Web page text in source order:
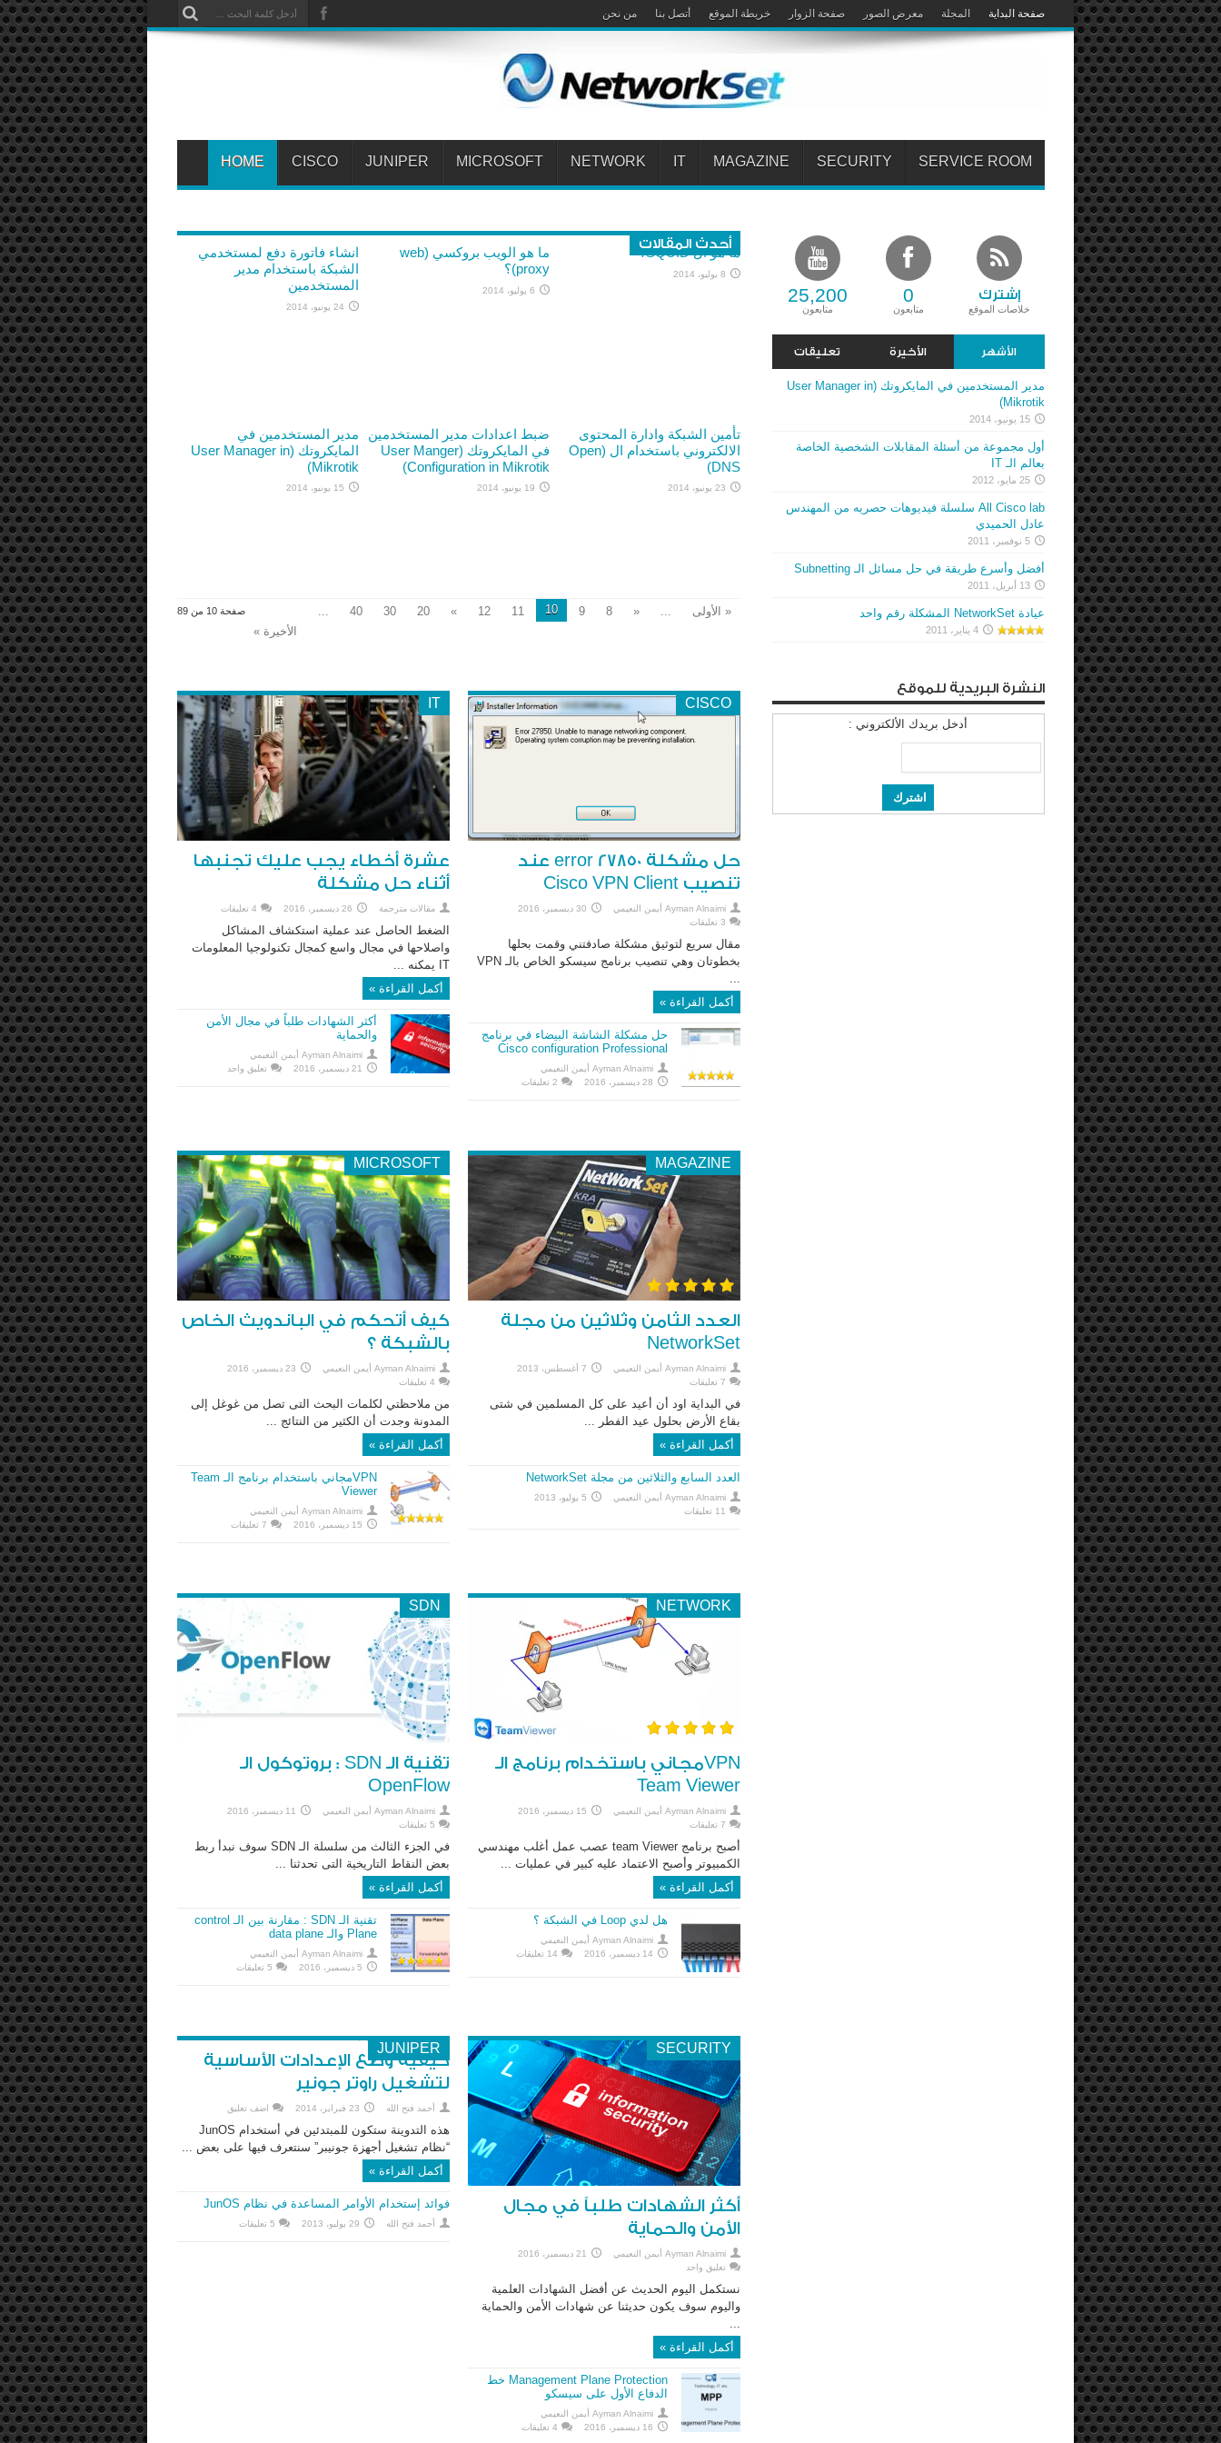
صفحة البداية المجلة معرض الصور صفحة الزوار خريطة الموقع أتصل بنا من نحن
SERVICE ROOM
SECURITY
MAGAZINE
IT
NETWORK
MICROSOFT
JUNIPER
CISCO
HOME
أحدث المقالات
ما هو ال SQUID؟
8 يوليو، 2014
ما هو الويب بروكسي (web
proxy)؟
6 يوليو، 2014
انشاء فاتورة دفع لمستخدمي
الشبكة باستخدام مدير
المستخدمين
24 يونيو، 2014
تأمين الشبكة وادارة المحتوى
الالكتروني باستخدام ال (Open
DNS)
23 يونيو، 2014
ضبط اعدادات مدير المستخدمين
في المايكروتك (User Manger
Configuration in Mikrotik)
19 يونيو، 2014
مدير المستخدمين في
المايكروتك (User Manager in
Mikrotik)
15 يونيو، 2014
صفحة 10 من 89 « الأولى ...
«
8
9
10
11
12
»
20
30
40
...
الأخيرة »
إشترك
خلاصات الموقع
0
متابعون
25,200
متابعون
الأشهر الأخيرة تعليقات
مدير المستخدمين في المايكروتك (User Manager in
Mikrotik)
15 يونيو، 2014
أول مجموعة من أسئلة المقابلات الشخصية الخاصة
بعالم الـ IT
25 مايو، 2012
All Cisco lab سلسلة فيديوهات حصريه من المهندس
عادل الحميدي
5 نوفمبر، 2011
أفضل وأسرع طريقة في حل مسائل الـ Subnetting
13 أبريل، 2011
عيادة NetworkSet المشكلة رقم واحد
4 يناير، 2011
CISCO
حل مشكلة error 27850 عند
تنصيب Cisco VPN Client
Ayman Alnaimi أيمن النعيمي
30 ديسمبر، 2016
3 تعليقات
مقال سريع لتوثيق مشكلة صادفتني وقمت بحلها
بخطوتان وهي تنصيب برنامج سيسكو الخاص بالـ VPN
...
أكمل القراءة »
حل مشكلة الشاشة البيضاء في برنامج
Cisco configuration Professional
Ayman Alnaimi أيمن النعيمي
28 ديسمبر، 2016
2 تعليقات
IT
عشرة أخطاء يجب عليك تجنبها
أثناء حل مشكلة
مقالات مترجمة 26 ديسمبر، 2016 4 تعليقات
الضغط الحاصل عند عملية استكشاف المشاكل
واصلاحها في مجال واسع كمجال تكنولوجيا المعلومات
IT يمكنه ...
أكمل القراءة »
أكثر الشهادات طلباً في مجال الأمن
والحماية
Ayman Alnaimi أيمن النعيمي
21 ديسمبر، 2016
تعليق واحد
MAGAZINE
العدد الثامن وثلاثين من مجلة
NetworkSet
Ayman Alnaimi أيمن النعيمي
7 أغسطس، 2013
7 تعليقات
في البداية اود أن أعيد على كل المسلمين في شتى
بقاع الأرض بحلول عيد الفطر ...
أكمل القراءة »
العدد السابع والثلاثين من مجلة NetworkSet
Ayman Alnaimi أيمن النعيمي
5 يوليو، 2013
11 تعليقات
MICROSOFT
كيف أتحكم في الباندويث الخاص
بالشبكة ؟
Ayman Alnaimi أيمن النعيمي
23 ديسمبر، 2016
4 تعليقات
من ملاحظتي لكلمات البحث التى تصل من غوغل إلى
المدونة وجدت أن الكثير من النتائج ...
أكمل القراءة »
VPNمجاني باستخدام برنامج الـ Team
Viewer
Ayman Alnaimi أيمن النعيمي
15 ديسمبر، 2016
7 تعليقات
NETWORK
VPNمجاني باستخدام برنامج الـ
Team Viewer
Ayman Alnaimi أيمن النعيمي
15 ديسمبر، 2016
7 تعليقات
أصبح برنامج team Viewer عصب عمل أغلب مهندسي
الكمبيوتر وأصبح الاعتماد عليه كبير في عمليات ...
أكمل القراءة »
هل لدي Loop في الشبكة ؟
Ayman Alnaimi أيمن النعيمي
14 ديسمبر، 2016
14 تعليقات
SDN
تقنية الـ SDN : بروتوكول الـ
OpenFlow
Ayman Alnaimi أيمن النعيمي
11 ديسمبر، 2016
5 تعليقات
في الجزء الثالث من سلسلة الـ SDN سوف نبدأ ربط
بعض النقاط التاريخية التى تحدثنا ...
أكمل القراءة »
تقنية الـ SDN : مقارنة بين الـ control
Plane والـ data plane
Ayman Alnaimi أيمن النعيمي
5 ديسمبر، 2016
5 تعليقات
SECURITY
أكثر الشهادات طلباً في مجال
الأمن والحماية
Ayman Alnaimi أيمن النعيمي
21 ديسمبر، 2016
تعليق واحد
نستكمل اليوم الحديث عن أفضل الشهادات العلمية
واليوم سوف يكون حديثنا عن شهادات الأمن والحماية
...
أكمل القراءة »
Management Plane Protection خط
الدفاع الأول على سيسكو
Ayman Alnaimi أيمن النعيمي
16 ديسمبر، 2016
4 تعليقات
JUNIPER
كيفية وضع الإعدادات الأساسية
لتشغيل راوتر جونير
أحمد فتح الله 23 فبراير، 2014 اضف تعليق
هذه التدوينة ستكون للمبتدئين في أستخدام JunOS
“نظام تشغيل أجهزة جونيبر” سنتعرف فيها على بعض ...
أكمل القراءة »
فوائد إستخدام الأوامر المساعدة في نظام JunOS
أحمد فتح الله 29 يوليو، 2013 5 تعليقات
النشرة البريدية للموقع
أدخل بريدك الألكتروني :